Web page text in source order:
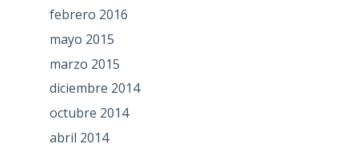
febrero 2016
mayo 2015
marzo 2015
diciembre 2014
octubre 2014
abril 2014